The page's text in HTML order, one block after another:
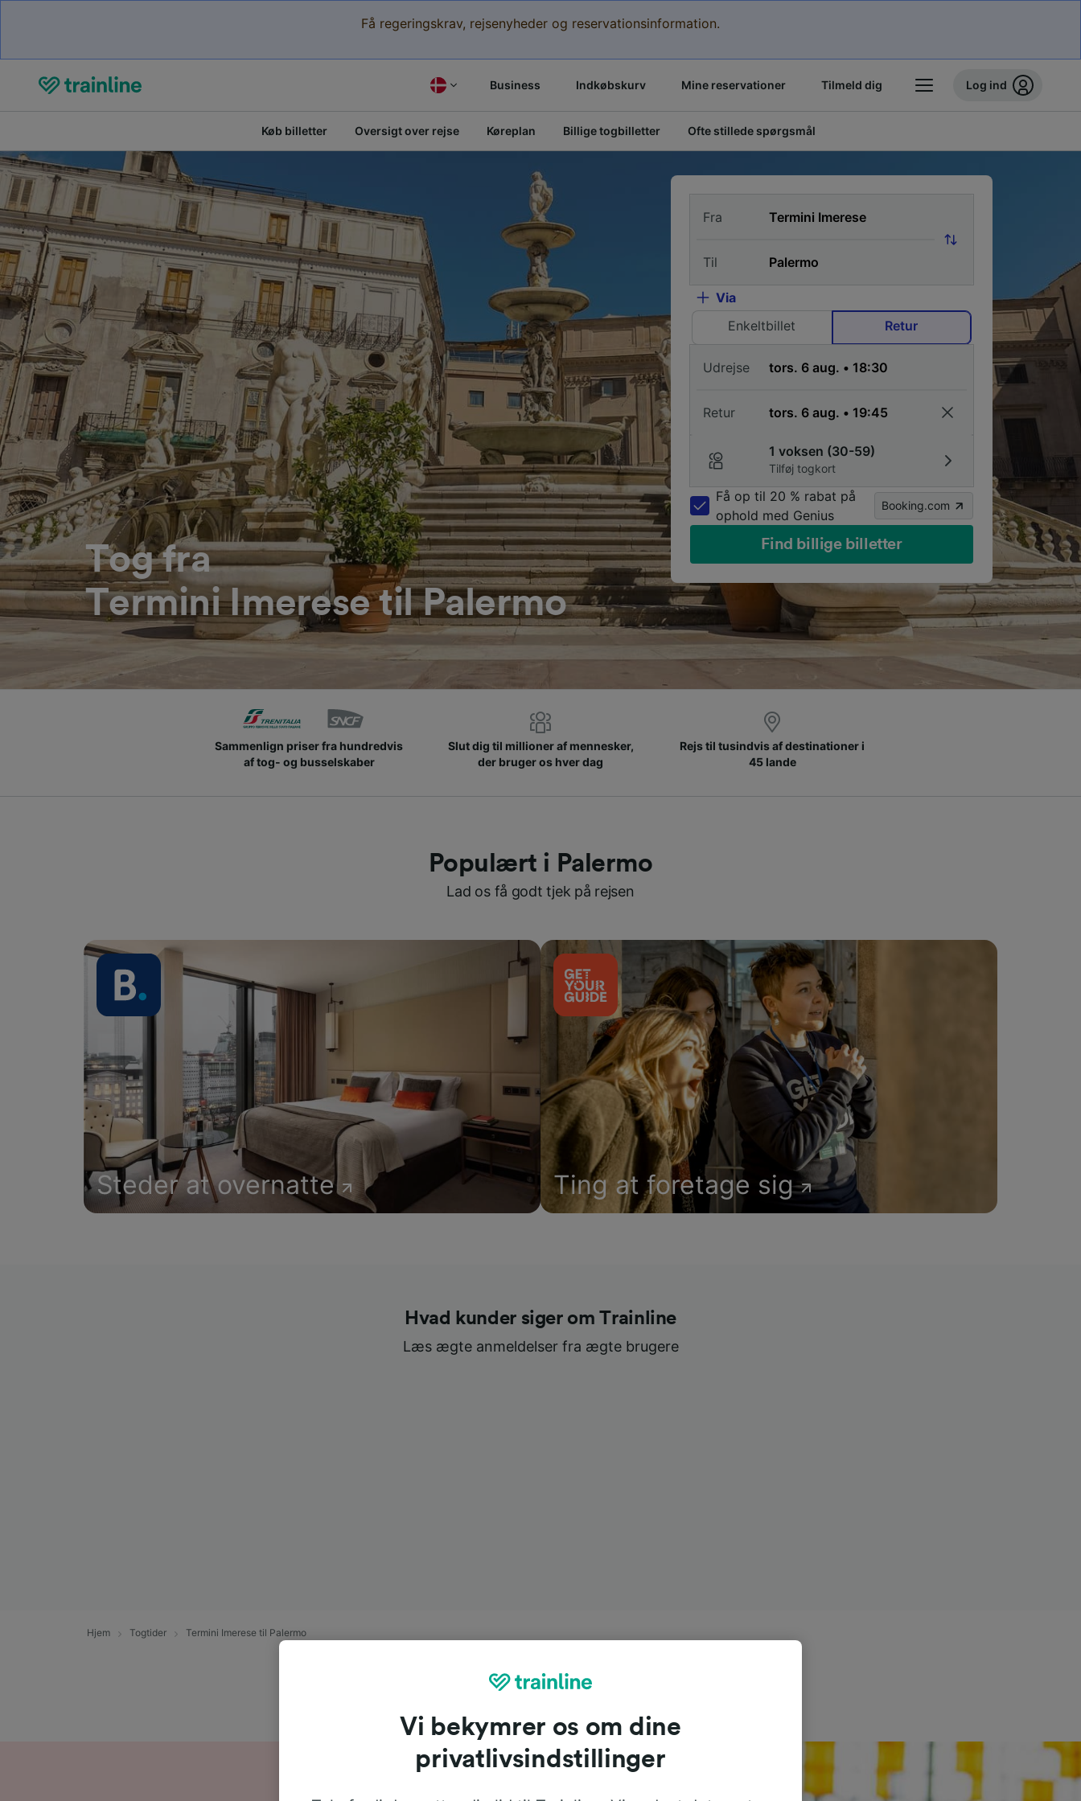
Få regeringskrav, rejsenyheder og reservationsinformation.
Business Indkøbskurv Mine reservationer Tilmeld dig Log ind
Køb billetter Oversigt over rejse Køreplan Billige togbilletter Ofte stillede spørgsmål
Tog fra
Termini Imerese til Palermo
Fra
Til
Via
Enkeltbillet
Retur
Udrejse
Retur
1 voksen (30-59)
Tilføj togkort
Få op til 20 % rabat på
ophold med Genius
Booking.com
Find billige billetter
Sammenlign priser fra hundredvis
af tog- og busselskaber
Slut dig til millioner af mennesker,
der bruger os hver dag
Rejs til tusindvis af destinationer i
45 lande
Populært i Palermo
Lad os få godt tjek på rejsen
Steder at overnatte Ting at foretage sig
Hvad kunder siger om Trainline
Læs ægte anmeldelser fra ægte brugere
Hjem Togtider Termini Imerese til Palermo
Vi bekymrer os om dine
privatlivsindstillinger